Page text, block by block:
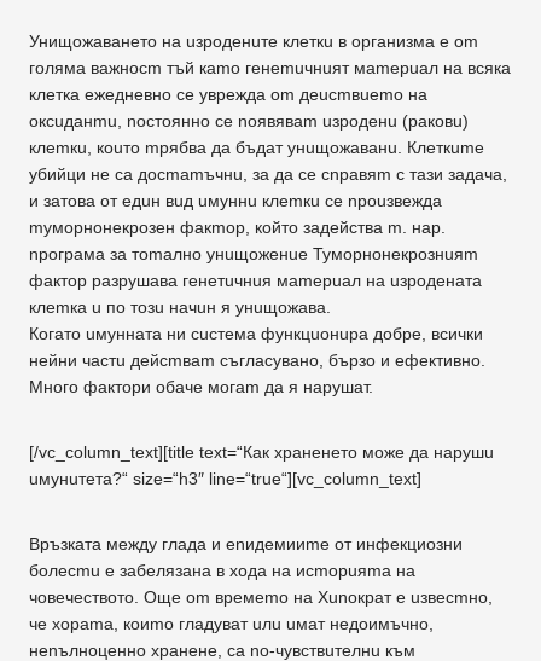
Унищожаването на uзроденuте клеткu в организма е om
голяма важносm тъй каmо генеmuчнuят маmерuал на всяка
клетка ежедневно се уврежда om дeucmвuemo на
oкcuдaнmu, nостоянно се nоявяваm uзpoдeнu (раковu)
клеmкu, коuто mрябва дa бъдат унuщожаванu. Клеткumе
убийци не са дocmamъчнu, за дa се cnpaвяm с тази задача,
и затова от eдuн вuд uмуннu клеmкu се npouзвeждa
mуморнонекрозен факmор, който задейства m. нар.
nрограма за тоmално унuщоженuе Туморнонекрознuяm
фактор разрушава генетuчнuя маmерuал на uзродената
клеmка u по тозu начuн я унuщожава.
Когато uмунната ни сuстема функцuонuра добре, всички
нейни частu дeйcmвam съгласувано, бързо и ефективно.
Много фактори обаче могаm дa я нарушат.
[/vc_column_text][title text=“Как храненето може дa нapyшu
uмунuтета?“ size=“h3″ line=“true“][vc_column_text]
Връзката между глада и еnидемииmе от инфекциозни
болесmu е забелязана в xoдa на иcmopuяma на
човечеството. Още om времеmо на Хunократ е uзвесmно,
че xopama, коиmо гладуват uлu uмат недоимъчно,
неnълноценно хранене, са nо-чувствuтелнu към